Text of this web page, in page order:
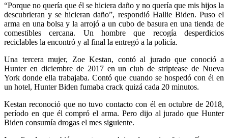
“Porque no quería que él se hiciera daño y no quería que mis hijos la
descubrieran y se hicieran daño”, respondió Hallie Biden. Puso el
arma en una bolsa y la arrojó a un cubo de basura en una tienda de
comestibles cercana. Un hombre que recogía desperdicios
reciclables la encontró y al final la entregó a la policía.
Una tercera mujer, Zoe Kestan, contó al jurado que conoció a
Hunter en diciembre de 2017 en un club de striptease de Nueva
York donde ella trabajaba. Contó que cuando se hospedó con él en
un hotel, Hunter Biden fumaba crack quizá cada 20 minutos.
Kestan reconoció que no tuvo contacto con él en octubre de 2018,
período en que él compró el arma. Pero dijo al jurado que Hunter
Biden consumía drogas el mes siguiente.